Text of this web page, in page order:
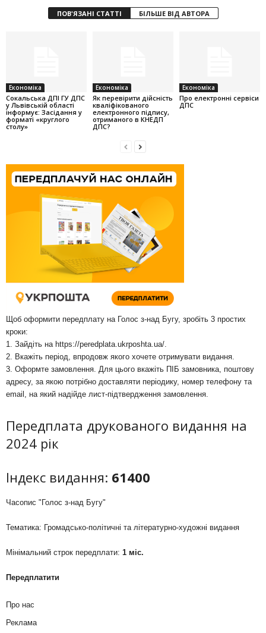
ПОВ'ЯЗАНІ СТАТТІ БІЛЬШЕ ВІД АВТОРА
Економіка
Cокальська ДПІ ГУ ДПС
у Львівській області
інформує: Засідання у
форматі «круглого
столу»
Економіка
Як перевірити дійсність
кваліфікованого
електронного підпису,
отриманого в КНЕДП
ДПС?
Економіка
Про електронні сервіси
ДПС
Щоб оформити передплату на Голос з-над Бугу, зробіть 3 простих
кроки:
1. Зайдіть на https://peredplata.ukrposhta.ua/
2. Вкажіть період, впродовж якого хочете отримувати видання.
3. Оформте замовлення. Для цього вкажіть ПІБ замовника, поштову
адресу, за якою потрібно доставляти періодику, номер телефону та
email, на який надійде лист-підтвердження замовлення.
Передплата друкованого видання на
2024 рік
Індекс видання: 61400
Часопис "Голос з-над Бугу"
Тематика: Громадсько-політичні та літературно-художні видання
Мінімальний строк передплати: 1 міс.
Передплатити
Про нас
Реклама